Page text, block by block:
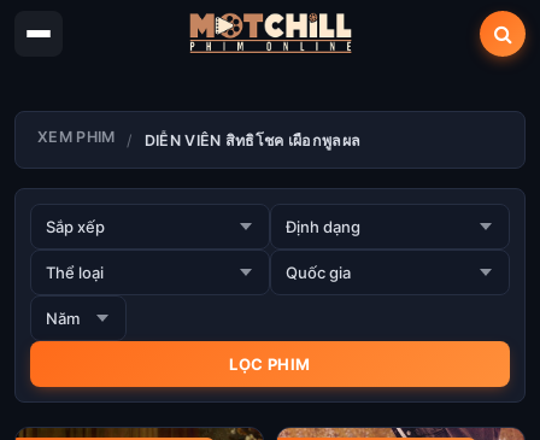
XEM PHIM DIỄN VIÊN สิทธิโชค เผือกพูลผล